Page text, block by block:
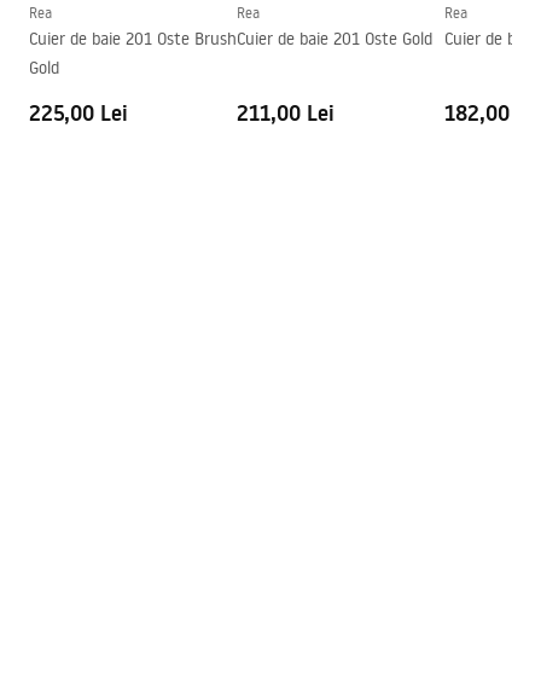
Rea
Cuier de baie 201 Oste Brush
Gold
225,00 Lei
Rea
Cuier de baie 201 Oste Gold
211,00 Lei
Rea
Cuier de
182,00